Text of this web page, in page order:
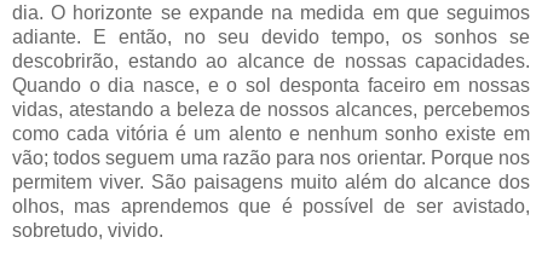
dia. O horizonte se expande na medida em que seguimos
adiante. E então, no seu devido tempo, os sonhos se
descobrirão, estando ao alcance de nossas capacidades.
Quando o dia nasce, e o sol desponta faceiro em nossas
vidas, atestando a beleza de nossos alcances, percebemos
como cada vitória é um alento e nenhum sonho existe em
vão; todos seguem uma razão para nos orientar. Porque nos
permitem viver. São paisagens muito além do alcance dos
olhos, mas aprendemos que é possível de ser avistado,
sobretudo, vivido.